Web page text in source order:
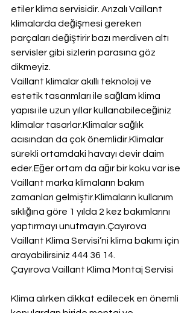
etiler klima servisidir. Arızalı Vaillant
klimalarda değişmesi gereken
parçaları değiştirir bazı merdiven altı
servisler gibi sizlerin parasına göz
dikmeyiz.
Vaillant klimalar akıllı teknoloji ve
estetik tasarımları ile sağlam klima
yapısı ile uzun yıllar kullanabileceğiniz
klimalar tasarlar.Klimalar sağlık
acısından da çok önemlidir.Klimalar
sürekli ortamdaki havayı devir daim
eder.Eğer ortam da ağır bir koku var ise
Vaillant marka klimaların bakım
zamanları gelmiştir.Klimaların kullanım
sıklığına göre 1 yılda 2 kez bakımlarını
yaptırmayı unutmayın.Çayırova
Vaillant Klima Servisi’ni klima bakımı için
arayabilirsiniz 444 36 14.
Çayırova Vaillant Klima Montaj Servisi
Klima alırken dikkat edilecek en önemli